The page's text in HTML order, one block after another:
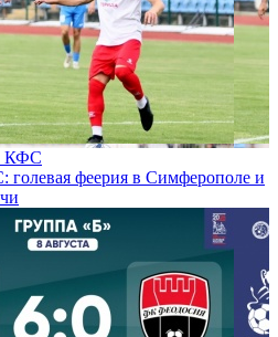
КФС
голевая феерия в Симферополе и